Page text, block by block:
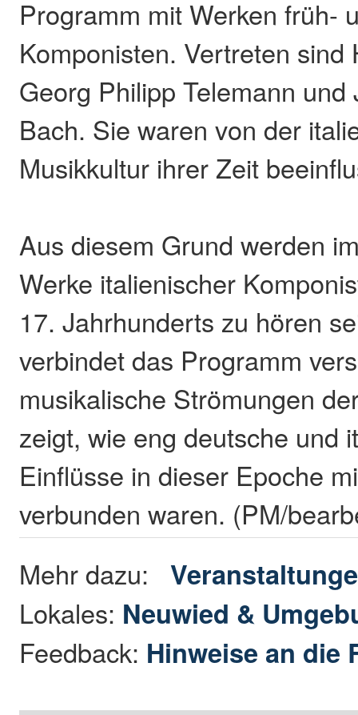
Programm mit Werken früh-
Komponisten. Vertreten sind
Georg Philipp Telemann
Bach. Sie waren von der
Musikkultur ihrer Zeit
Aus diesem Grund werden
Werke italienischer
17. Jahrhunderts zu hören
verbindet das Programm
musikalische Strömungen
zeigt, wie eng deutsche und
Einflüsse in dieser Epoche
verbunden waren. (PM/
Mehr dazu:
Lokales: Neuwied &
Feedback: Hinweise an die